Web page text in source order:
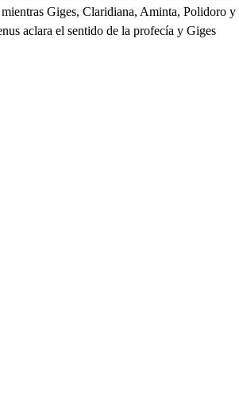
Giges, Claridiana, Aminta, Polidoro y
aclara el sentido de la profecía y Giges